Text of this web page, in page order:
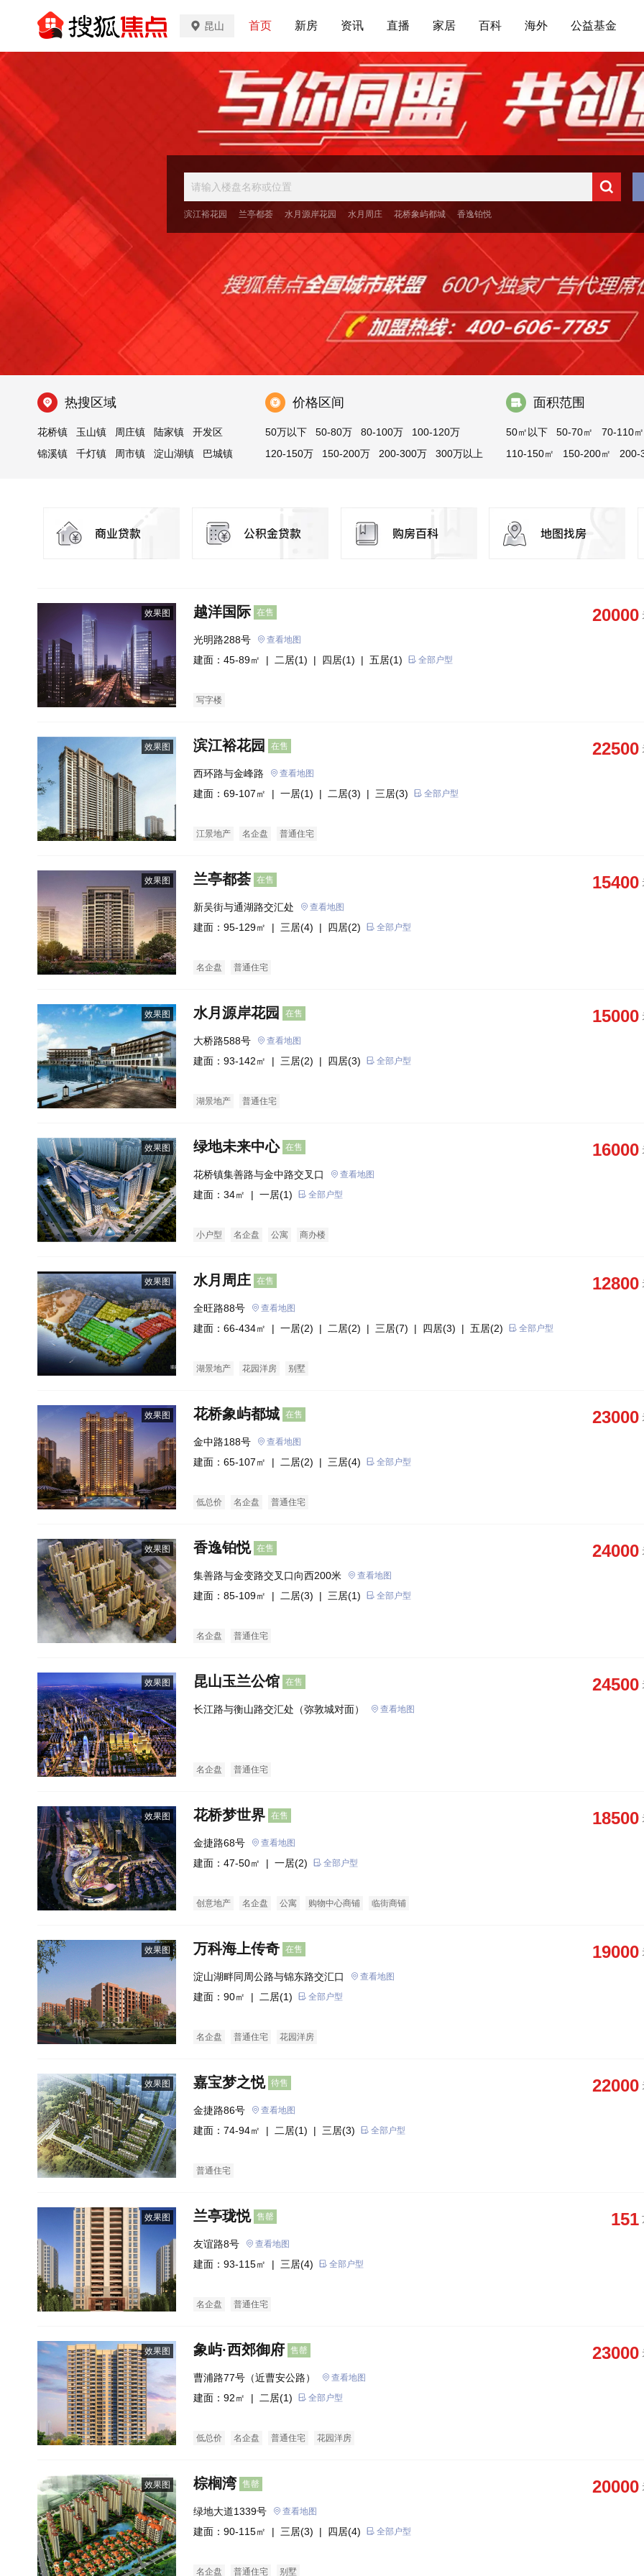
昆山 首页 新房 资讯 直播 家居 百科 海外 公益基金
滨江裕花园 兰亭都荟 水月源岸花园 水月周庄 花桥象屿都城 香逸铂悦
热搜区域
花桥镇 玉山镇 周庄镇 陆家镇
开发区
锦溪镇
千灯镇 周市镇 淀山湖镇
巴城镇
价格区间
50万以下 50-80万 80-100万
100-120万
120-150万
150-200万 200-300万 300万以上
面积范围
50㎡以下 50-70㎡
70-110㎡
110-150㎡
150-200㎡
200-
效果图 越洋国际 在售 20000
光明路288号 查看地图
建面：45-89㎡ | 二居(1) | 四居(1) | 五居(1) 全部户型
写字楼
效果图 滨江裕花园 在售 22500
西环路与金峰路 查看地图
建面：69-107㎡ | 一居(1) | 二居(3) | 三居(3) 全部户型
江景地产 名企盘 普通住宅
效果图 兰亭都荟 在售 15400
新吴街与通湖路交汇处 查看地图
建面：95-129㎡ | 三居(4) | 四居(2) 全部户型
名企盘 普通住宅
效果图 水月源岸花园 在售 15000
大桥路588号 查看地图
建面：93-142㎡ | 三居(2) | 四居(3) 全部户型
湖景地产 普通住宅
效果图 绿地未来中心 在售 16000
花桥镇集善路与金中路交叉口 查看地图
建面：34㎡ | 一居(1) 全部户型
小户型 名企盘 公寓 商办楼
效果图 水月周庄 在售 12800
全旺路88号 查看地图
建面：66-434㎡ | 一居(2) | 二居(2) | 三居(7) | 四居(3) | 五居(2) 全部户型
湖景地产 花园洋房 别墅
效果图 花桥象屿都城 在售 23000
金中路188号 查看地图
建面：65-107㎡ | 二居(2) | 三居(4) 全部户型
低总价 名企盘 普通住宅
效果图 香逸铂悦 在售 24000
集善路与金变路交叉口向西200米 查看地图
建面：85-109㎡ | 二居(3) | 三居(1) 全部户型
名企盘 普通住宅
效果图 昆山玉兰公馆 在售 24500
长江路与衡山路交汇处（弥敦城对面） 查看地图
名企盘 普通住宅
效果图 花桥梦世界 在售 18500
金捷路68号 查看地图
建面：47-50㎡ | 一居(2) 全部户型
创意地产 名企盘 公寓 购物中心商铺 临街商铺
效果图 万科海上传奇 在售 19000
淀山湖畔同周公路与锦东路交汇口 查看地图
建面：90㎡ | 二居(1) 全部户型
名企盘 普通住宅 花园洋房
效果图 嘉宝梦之悦 待售 22000
金捷路86号 查看地图
建面：74-94㎡ | 二居(1) | 三居(3) 全部户型
普通住宅
效果图 兰亭珑悦 售罄 151
友谊路8号 查看地图
建面：93-115㎡ | 三居(4) 全部户型
名企盘 普通住宅
效果图 象屿·西郊御府 售罄 23000
曹浦路77号（近曹安公路） 查看地图
建面：92㎡ | 二居(1) 全部户型
低总价 名企盘 普通住宅 花园洋房
效果图 棕榈湾 售罄 20000
绿地大道1339号 查看地图
建面：90-115㎡ | 三居(3) | 四居(4) 全部户型
名企盘 普通住宅 别墅